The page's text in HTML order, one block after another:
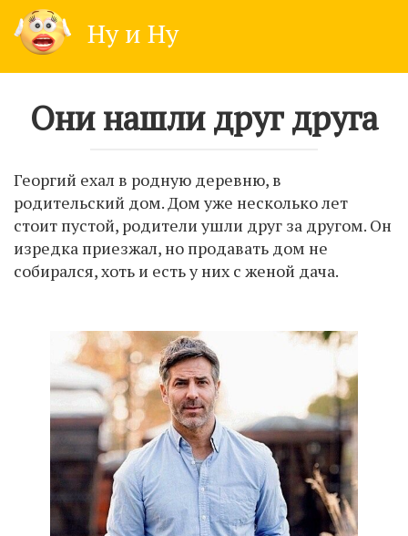
content
Ну и Ну
Они нашли друг друга
Георгий ехал в родную деревню, в
родительский дом. Дом уже несколько лет
стоит пустой, родители ушли друг за другом. Он
изредка приезжал, но продавать дом не
собирался, хоть и есть у них с женой дача.